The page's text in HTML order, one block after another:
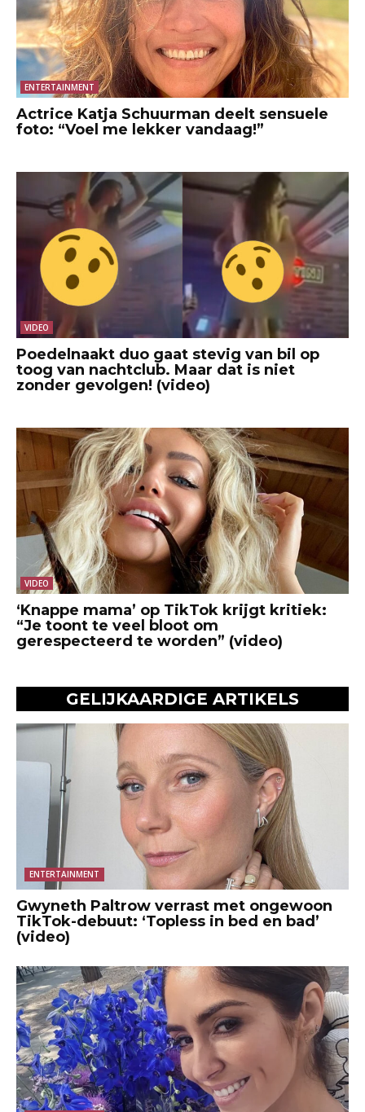
ENTERTAINMENT
Actrice Katja Schuurman deelt sensuele
foto: “Voel me lekker vandaag!”
VIDEO
Poedelnaakt duo gaat stevig van bil op
toog van nachtclub. Maar dat is niet
zonder gevolgen! (video)
VIDEO
‘Knappe mama’ op TikTok krijgt kritiek:
“Je toont te veel bloot om
gerespecteerd te worden” (video)
GELIJKAARDIGE ARTIKELS
ENTERTAINMENT
Gwyneth Paltrow verrast met ongewoon
TikTok-debuut: ‘Topless in bed en bad’
(video)